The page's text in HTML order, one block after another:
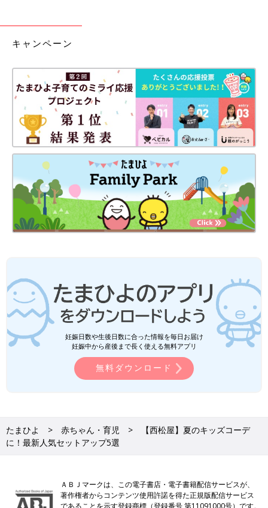
キャンペーン
妊娠日数や生後日数に合った情報を毎日お届け
妊娠中から産後まで長く使える無料アプリ
無料ダウンロード
たまひよ 赤ちゃん・育児
【西松屋】夏のキッズコーデ
に！最新人気セットアップ5選
ＡＢＪマークは、この電子書店・電子書籍配信サービスが、
著作権者からコンテンツ使用許諾を得た正規版配信サービス